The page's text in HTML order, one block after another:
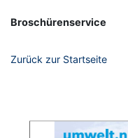
Broschürenservice
Zurück zur Startseite